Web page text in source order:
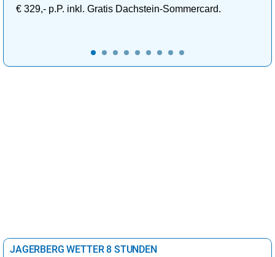
€ 329,- p.P. inkl. Gratis Dachstein-Sommercard.
JAGERBERG WETTER 8 STUNDEN